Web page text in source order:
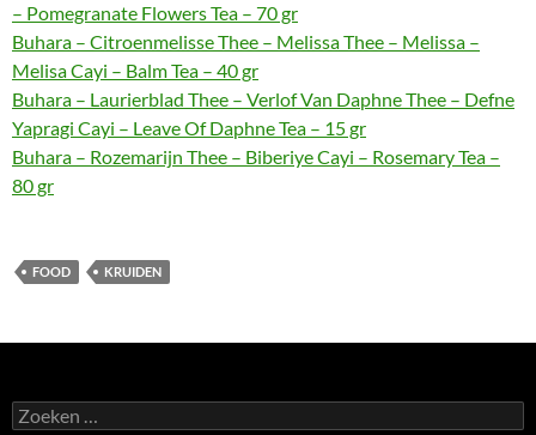
– Pomegranate Flowers Tea – 70 gr
Buhara – Citroenmelisse Thee – Melissa Thee – Melissa –
Melisa Cayi – Balm Tea – 40 gr
Buhara – Laurierblad Thee – Verlof Van Daphne Thee – Defne
Yapragi Cayi – Leave Of Daphne Tea – 15 gr
Buhara – Rozemarijn Thee – Biberiye Cayi – Rosemary Tea –
80 gr
FOOD KRUIDEN
Zoeken